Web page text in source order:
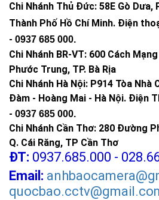
Chi Nhánh Thủ Đức: 58E Gò Dưa,
Thành Phố Hồ Chí Minh. Điện
- 0937 685 000.
Chi Nhánh BR-VT: 600 Cách
Phước Trung, TP. Bà Rịa
Chi Nhánh Hà Nội: P914 Tòa Nhà
Đàm - Hoàng Mai - Hà Nội. Điện
- 0937 685 000.
Chi Nhánh Cần Thơ: 280 Đường
Q. Cái Răng, TP Cần Thơ
ĐT: 0937.685.000 -
Email: